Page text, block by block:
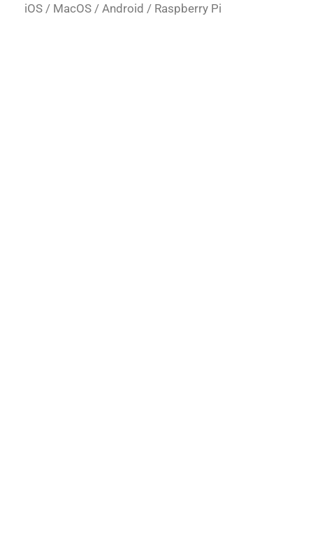
iOS / MacOS / Android / Raspberry Pi